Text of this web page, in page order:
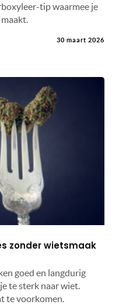
tip waarmee je
30 maart 2026
zonder wietsmaak
goed en langdurig
te sterk naar wiet.
te voorkomen.